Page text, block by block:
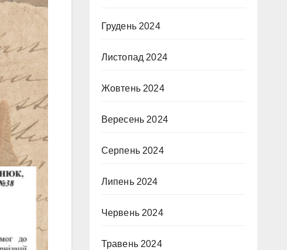
Грудень 2024
Листопад 2024
Жовтень 2024
Вересень 2024
Серпень 2024
Липень 2024
Червень 2024
Травень 2024